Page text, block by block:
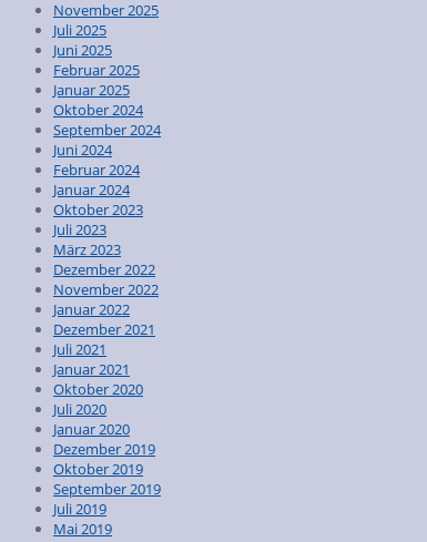
November 2025
Juli 2025
Juni 2025
Februar 2025
Januar 2025
Oktober 2024
September 2024
Juni 2024
Februar 2024
Januar 2024
Oktober 2023
Juli 2023
März 2023
Dezember 2022
November 2022
Januar 2022
Dezember 2021
Juli 2021
Januar 2021
Oktober 2020
Juli 2020
Januar 2020
Dezember 2019
Oktober 2019
September 2019
Juli 2019
Mai 2019